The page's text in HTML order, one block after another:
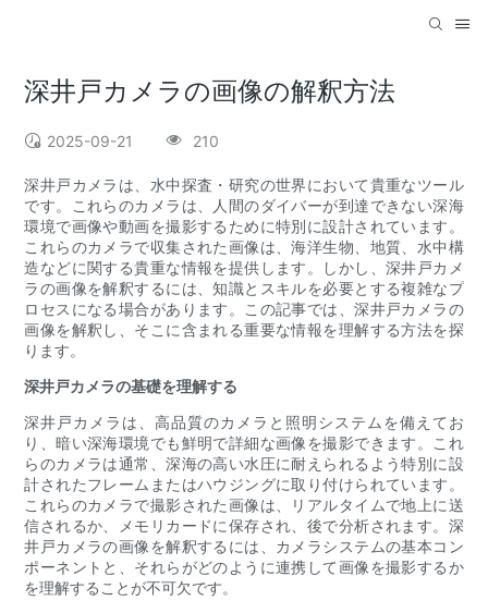
深井戸カメラの画像の解釈方法
2025-09-21 210
深井戸カメラは、水中探査・研究の世界において貴重なツール
です。これらのカメラは、人間のダイバーが到達できない深海
環境で画像や動画を撮影するために特別に設計されています。
これらのカメラで収集された画像は、海洋生物、地質、水中構
造などに関する貴重な情報を提供します。しかし、深井戸カメ
ラの画像を解釈するには、知識とスキルを必要とする複雑なプ
ロセスになる場合があります。この記事では、深井戸カメラの
画像を解釈し、そこに含まれる重要な情報を理解する方法を探
ります。
深井戸カメラの基礎を理解する
深井戸カメラは、高品質のカメラと照明システムを備えてお
り、暗い深海環境でも鮮明で詳細な画像を撮影できます。これ
らのカメラは通常、深海の高い水圧に耐えられるよう特別に設
計されたフレームまたはハウジングに取り付けられています。
これらのカメラで撮影された画像は、リアルタイムで地上に送
信されるか、メモリカードに保存され、後で分析されます。深
井戸カメラの画像を解釈するには、カメラシステムの基本コン
ポーネントと、それらがどのように連携して画像を撮影するか
を理解することが不可欠です。